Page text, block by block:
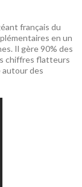
français du
en un
Il gère 90% des
chiffres flatteurs
autour des